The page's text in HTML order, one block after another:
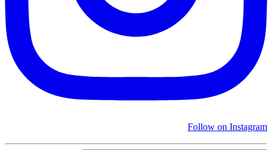
Follow on Instagram